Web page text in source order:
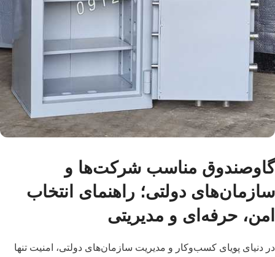
گاوصندوق مناسب شرکت‌ها و
سازمان‌های دولتی؛ راهنمای انتخاب
امن، حرفه‌ای و مدیریتی
در دنیای پویای کسب‌وکار و مدیریت سازمان‌های دولتی، امنیت تنها